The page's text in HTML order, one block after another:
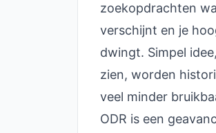
zoekopdrachten
verschijnt en je
dwingt. Simpel
zien, worden
veel minder
ODR is een